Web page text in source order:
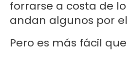
forrarse a costa de
andan algunos por
Pero es más fácil que